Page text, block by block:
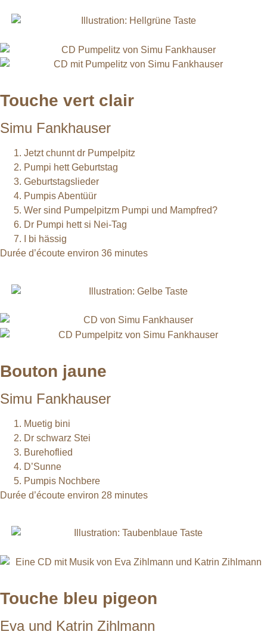
Touche vert clair
Simu Fankhauser
Jetzt chunnt dr Pumpelpitz
Pumpi hett Geburtstag
Geburtstagslieder
Pumpis Abentüür
Wer sind Pumpelpitzm Pumpi und Mampfred?
Dr Pumpi hett si Nei-Tag
I bi hässig
Durée d’écoute environ 36 minutes
Bouton jaune
Simu Fankhauser
Muetig bini
Dr schwarz Stei
Burehoflied
D’Sunne
Pumpis Nochbere
Durée d’écoute environ 28 minutes
Touche bleu pigeon
Eva und Katrin Zihlmann